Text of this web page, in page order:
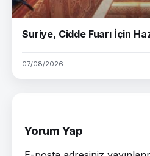
Suriye, Cidde Fuarı İçin
07/08/2026
Yorum Yap